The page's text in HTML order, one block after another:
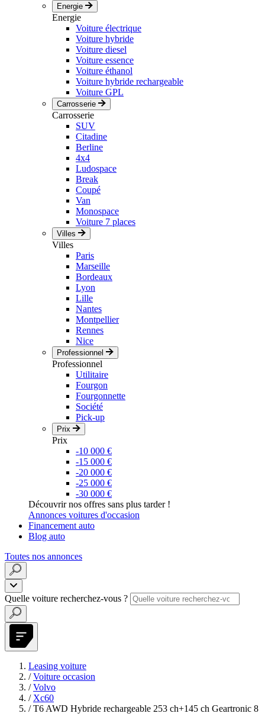
Energie
Energie
Voiture électrique
Voiture hybride
Voiture diesel
Voiture essence
Voiture éthanol
Voiture hybride rechargeable
Voiture GPL
Carrosserie
Carrosserie
SUV
Citadine
Berline
4x4
Ludospace
Break
Coupé
Van
Monospace
Voiture 7 places
Villes
Villes
Paris
Marseille
Bordeaux
Lyon
Lille
Nantes
Montpellier
Rennes
Nice
Professionnel
Professionnel
Utilitaire
Fourgon
Fourgonnette
Société
Pick-up
Prix
Prix
-10 000 €
-15 000 €
-20 000 €
-25 000 €
-30 000 €
Découvrir nos offres sans plus tarder !
Annonces voitures d'occasion
Financement auto
Blog auto
Toutes nos annonces
Quelle voiture recherchez-vous ?
Leasing voiture
/ Voiture occasion
/ Volvo
/ Xc60
/ T6 AWD Hybride rechargeable 253 ch+145 ch Geartronic 8